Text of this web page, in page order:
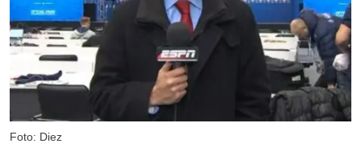
Foto: Diez